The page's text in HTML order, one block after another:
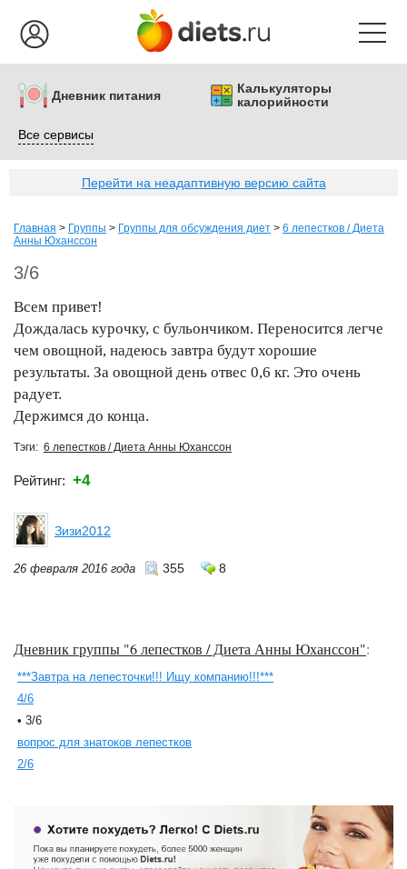
Дневник питания
Калькуляторы
калорийности
Все сервисы
Перейти на неадаптивную версию сайта
Главная > Группы > Группы для обсуждения диет > 6 лепестков / Диета
Анны Юханссон
3/6
Всем привет!
Дождалась курочку, с бульончиком. Переносится легче
чем овощной, надеюсь завтра будут хорошие
результаты. За овощной день отвес 0,6 кг. Это очень
радует.
Держимся до конца.
Тэги: 6 лепестков / Диета Анны Юханссон
Рейтинг: +4
Зизи2012
26 февраля 2016 года 355 8
Дневник группы "6 лепестков / Диета Анны Юханссон":
***Завтра на лепесточки!!! Ищу компанию!!!***
4/6
• 3/6
вопрос для знатоков лепестков
2/6